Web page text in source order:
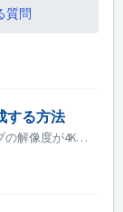
質問
する方法
Nero Videoで編集する際に、ソースクリップの解像度が4K以上で、出力ファイルも4Kにしたい場合は、以下の手順を行ってください。 1. 「オプション」→「ムービーオプション」を開き、「解像度」オプションを「UItra HD（4K）」にします。 2. プレビュー品質を向上させるために、プレビューエリアの...